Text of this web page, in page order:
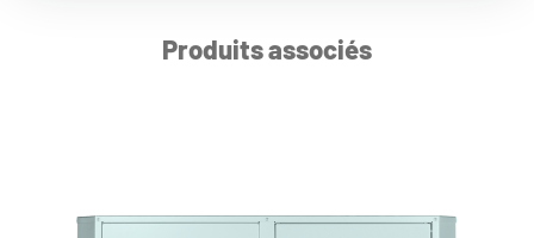
Produits associés